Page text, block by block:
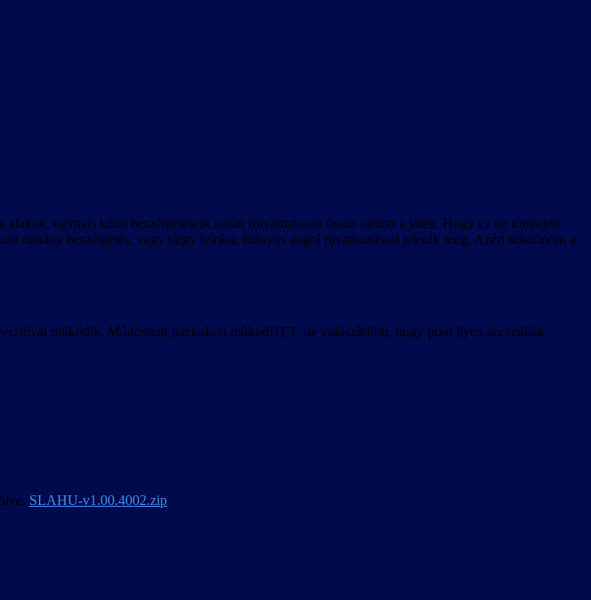
egymás közti beszélgetéseik során folyamatosan össze omlott a játék. Hogy ez ne történjen
néhány beszélgetés, vagy tárgy leírása, hiányos angol hivatkozással jelenik meg. Azért köszönöm a
működik. Módosított játékokon működHET, de valószínűbb, hogy pont ilyen anomáliák
SLAHU-v1.00.4002.zip